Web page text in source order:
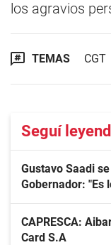
los agravios
TEMAS CGT
Seguí
Gustavo Saadi
Gobernador: "Es
CAPRESCA:
Card S.A